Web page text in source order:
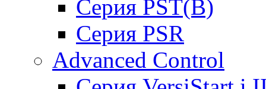
Cерия PST(B)
Серия PSR
Advanced Control